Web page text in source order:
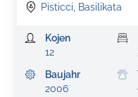
Pisticci, Basilikata
Kojen
12
Baujahr
2006